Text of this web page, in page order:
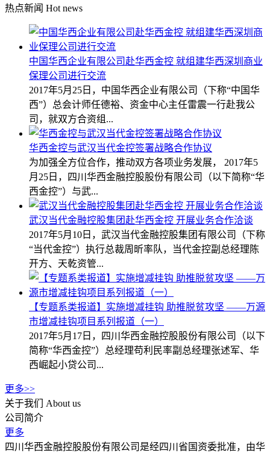
热点新闻 Hot news
中国华西企业有限公司赴华西金控 就组建华西深圳商业
保理公司进行交流
2017年5月25日，中国华西企业有限公司（下称“中国华
西”）总会计师任德裕、资金中心主任雷震一行赴我公
司，就双方合资组...
华西金控与武汉当代金控签署战略合作协议
为加强全方位合作，推动双方各项业务发展， 2017年5
月25日，四川华西金融控股股份有限公司（以下简称“华
西金控”）与武...
武汉当代金融控股集团赴华西金控 开展业务合作洽谈
2017年5月10日，武汉当代金融控股集团有限公司（下称
“当代金控”）执行总裁周昕率队，当代金控副总经理陈
开方、天乾资管...
【专题系类报道】实施增减挂钩 助推脱贫攻坚 ——万源
市增减挂钩项目系列报道（一）
2017年5月17日，四川华西金融控股股份有限公司（以下
简称“华西金控”）总经理苟利民率副总经理张述军、华
西崛起小贷公司...
更多>>
关于我们
About us
公司简介
更多
四川华西金融控股股份有限公司是经四川省国资委批准，由华